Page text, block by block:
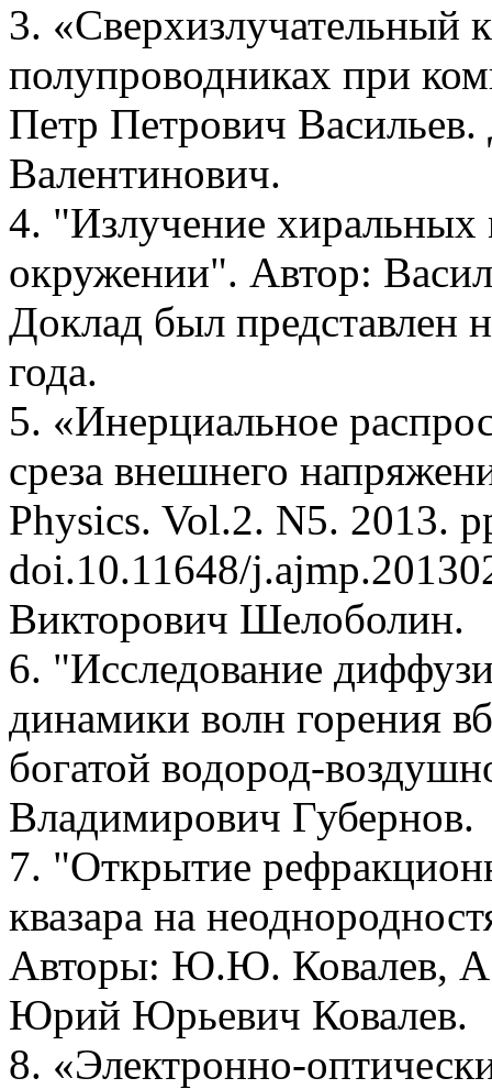
3. «Сверхизлучательный
полупроводниках при
Петр Петрович
Валентинович.
4. "Излучение хиральных
окружении". Автор:
Доклад был представлен
года.
5. «Инерциальное
среза внешнего
Physics. Vol.2. N5. 2013.
doi.10.11648/
Викторович Шелоболин.
6. "Исследование
динамики волн горения
богатой водород-
Владимирович Губернов.
7. "Открытие
квазара на
Авторы: Ю.Ю. Ковалев,
Юрий Юрьевич Ковалев.
8. «Электронно-